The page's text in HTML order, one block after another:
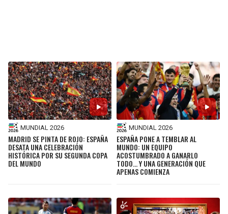
MUNDIAL 2026
MADRID SE PINTA DE ROJO: ESPAÑA
DESATA UNA CELEBRACIÓN
HISTÓRICA POR SU SEGUNDA COPA
DEL MUNDO
MUNDIAL 2026
ESPAÑA PONE A TEMBLAR AL
MUNDO: UN EQUIPO
ACOSTUMBRADO A GANARLO
TODO... Y UNA GENERACIÓN QUE
APENAS COMIENZA